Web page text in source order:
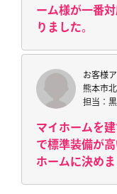
ーム様が一番
りました。
お客様
熊本市
担当：
マイホームを
で標準装備が
ホームに決めま